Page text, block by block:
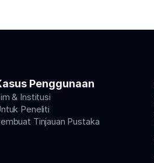
Penggunaan
& Institusi
Peneliti
Tinjauan Pustaka